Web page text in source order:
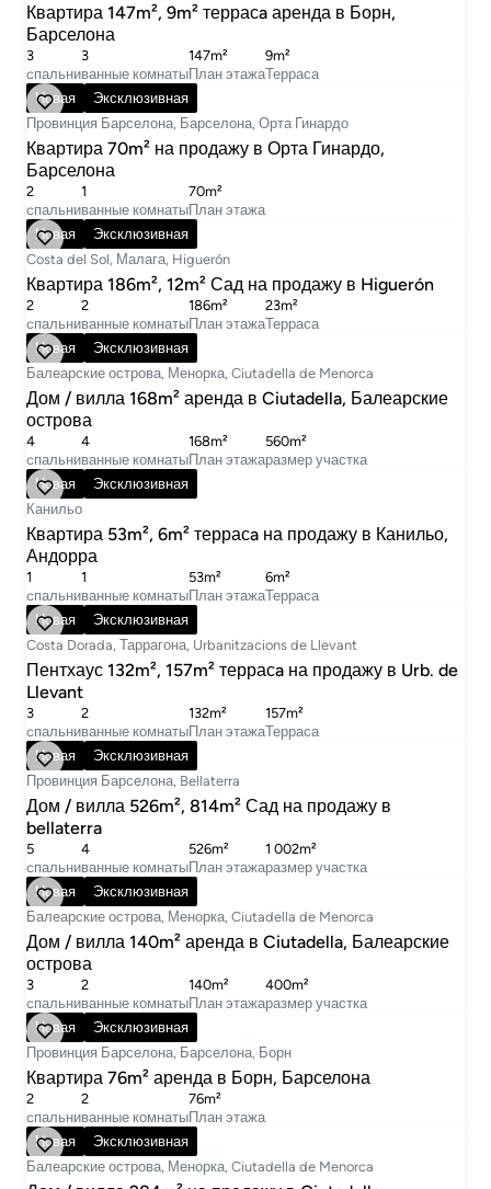
Квартира 147m², 9m² террасa аренда в Борн,
Барселона
cпальни
3
ванные комнаты
3
План этажа
147m²
Терраса
9m²
Новая Эксклюзивная
330 000 €
Провинция Барселона, Барселона, Орта Гинардо
Квартира 70m² на продажу в Орта Гинардо,
Барселона
cпальни
2
ванные комнаты
1
План этажа
70m²
Новая Эксклюзивная
695 000 €
Costa del Sol, Малага, Higuerón
Квартира 186m², 12m² Сад на продажу в Higuerón
cпальни
2
ванные комнаты
2
План этажа
186m²
Терраса
23m²
Новая Эксклюзивная
35 000 € в месяц
Балеарские острова, Менорка, Ciutadella de Menorca
Дом / вилла 168m² аренда в Ciutadella, Балеарские
острова
cпальни
4
ванные комнаты
4
План этажа
168m²
размер участка
560m²
Новая Эксклюзивная
680 000 €
Канильо
Квартира 53m², 6m² террасa на продажу в Канильо,
Андорра
cпальни
1
ванные комнаты
1
План этажа
53m²
Терраса
6m²
Новая Эксклюзивная
895 000 €
Costa Dorada, Таррагона, Urbanitzacions de Llevant
Пентхаус 132m², 157m² террасa на продажу в Urb. de
Llevant
cпальни
3
ванные комнаты
2
План этажа
132m²
Терраса
157m²
Новая Эксклюзивная
760 000 €
Провинция Барселона, Bellaterra
Дом / вилла 526m², 814m² Сад на продажу в
bellaterra
cпальни
5
ванные комнаты
4
План этажа
526m²
размер участка
1 002m²
Новая Эксклюзивная
15 000 € в месяц
Балеарские острова, Менорка, Ciutadella de Menorca
Дом / вилла 140m² аренда в Ciutadella, Балеарские
острова
cпальни
3
ванные комнаты
2
План этажа
140m²
размер участка
400m²
Новая Эксклюзивная
2 400 € в месяц
Провинция Барселона, Барселона, Борн
Квартира 76m² аренда в Борн, Барселона
cпальни
2
ванные комнаты
2
План этажа
76m²
Новая Эксклюзивная
1 175 000 €
Балеарские острова, Менорка, Ciutadella de Menorca